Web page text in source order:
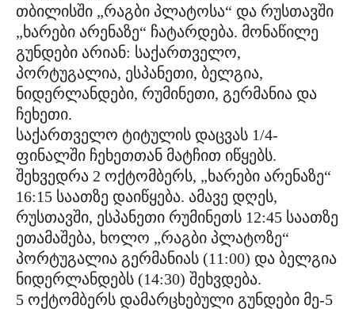
თბილისში „რაგბი პლატოსა“ და რუსთავში
„ხარები არენაზე“ ჩატარდება. მონაწილე
გუნდები არიან: საქართველო,
პორტუგალია, ესპანეთი, ბელგია,
ნიდერლანდები, რუმინეთი, გერმანია და
ჩეხეთი.
საქართველო ტიტულის დაცვას 1/4-
ფინალში ჩეხეთთან მატჩით იწყებს.
შეხვედრა 2 ოქტომბერს, „ხარები არენაზე“
16:15 საათზე დაიწყება. ამავე დღეს,
რუსთავში, ესპანეთი რუმინეთს 12:45 საათზე
ეთამაშება, ხოლო „რაგბი პლატოზე“
პორტუგალია გერმანიას (11:00) და ბელგია
ნიდერლანდებს (14:30) შეხვდება.
5 ოქტომბერს დამარცხებული გუნდები მე-5